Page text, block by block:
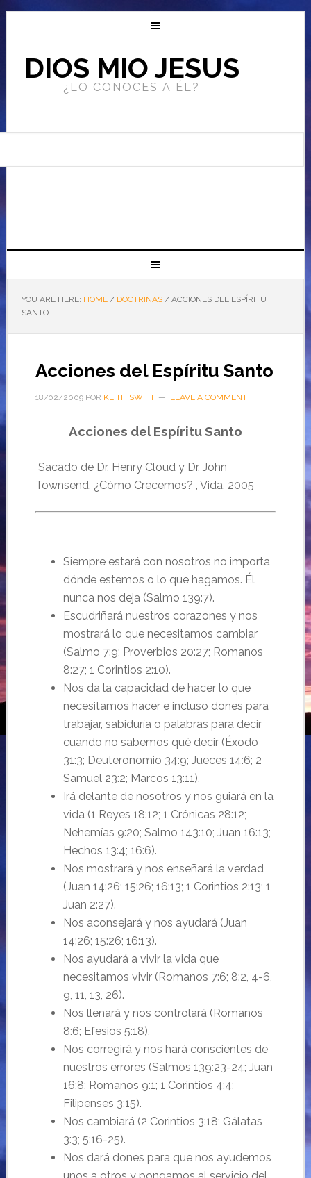
DIOS MIO JESUS
¿LO CONOCES A ÉL?
YOU ARE HERE: HOME / DOCTRINAS /ACCIONES DEL ESPÍRITU
SANTO
Acciones del Espíritu Santo
18/02/2009POR KEITH SWIFT LEAVE A COMMENT
Acciones del Espíritu Santo
Sacado de Dr. Henry Cloud y Dr. John
Townsend, ¿Cómo Crecemos? , Vida, 2005
Siempre estará con nosotros no importa
dónde estemos o lo que hagamos. Él
nunca nos deja (Salmo 139:7).
Escudriñará nuestros corazones y nos
mostrará lo que necesitamos cambiar
(Salmo 7:9; Proverbios 20:27; Romanos
8:27; 1 Corintios 2:10).
Nos da la capacidad de hacer lo que
necesitamos hacer e incluso dones para
trabajar, sabiduría o palabras para decir
cuando no sabemos qué decir (Éxodo
31:3; Deuteronomio 34:9; Jueces 14:6; 2
Samuel 23:2; Marcos 13:11).
Irá delante de nosotros y nos guiará en la
vida (1 Reyes 18:12; 1 Crónicas 28:12;
Nehemías 9:20; Salmo 143:10; Juan 16:13;
Hechos 13:4; 16:6).
Nos mostrará y nos enseñará la verdad
(Juan 14:26; 15:26; 16:13; 1 Corintios 2:13; 1
Juan 2:27).
Nos aconsejará y nos ayudará (Juan
14:26; 15:26; 16:13).
Nos ayudará a vivir la vida que
necesitamos vivir (Romanos 7:6; 8:2, 4-6,
9, 11, 13, 26).
Nos llenará y nos controlará (Romanos
8:6; Efesios 5:18).
Nos corregirá y nos hará conscientes de
nuestros errores (Salmos 139:23-24; Juan
16:8; Romanos 9:1; 1 Corintios 4:4;
Filipenses 3:15).
Nos cambiará (2 Corintios 3:18; Gálatas
3:3; 5:16-25).
Nos dará dones para que nos ayudemos